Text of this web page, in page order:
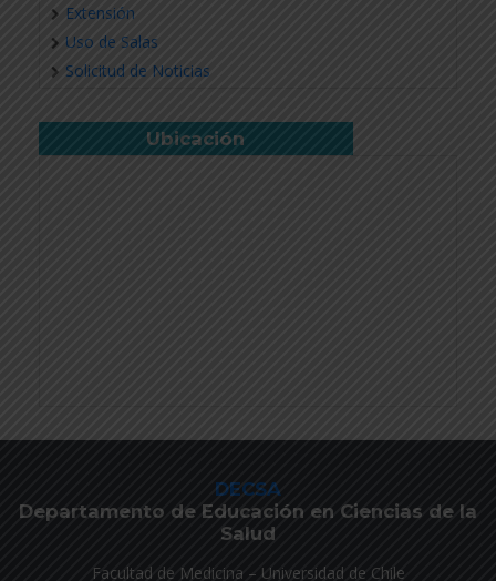
Extensión
Uso de Salas
Solicitud de Noticias
Ubicación
DECSA
Departamento de Educación en Ciencias de la
Salud
Facultad de Medicina – Universidad de Chile